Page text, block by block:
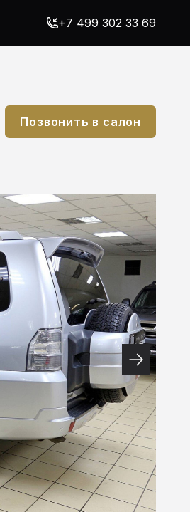
+7 499 302 33 69
Позвонить в салон